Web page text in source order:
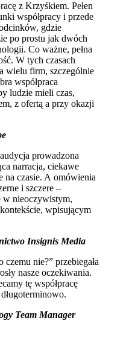
z Krzyśkiem. Pełen
współpracy i przede
gdzie
po prostu jak dwóch
Co ważne, pełna
W tych czasach
wielu firm, szczególnie
współpraca
ludzie mieli czas,
z ofertą a przy okazji
prowadzona
narracja, ciekawe
na czasie. A omówienia
i szczere –
w nieoczywistym,
wpisującym
Insignis Media
czemu nie?” przebiegała
nasze oczekiwania.
tę współpracę
Team Manager